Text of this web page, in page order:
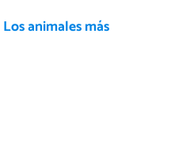
Los animales más